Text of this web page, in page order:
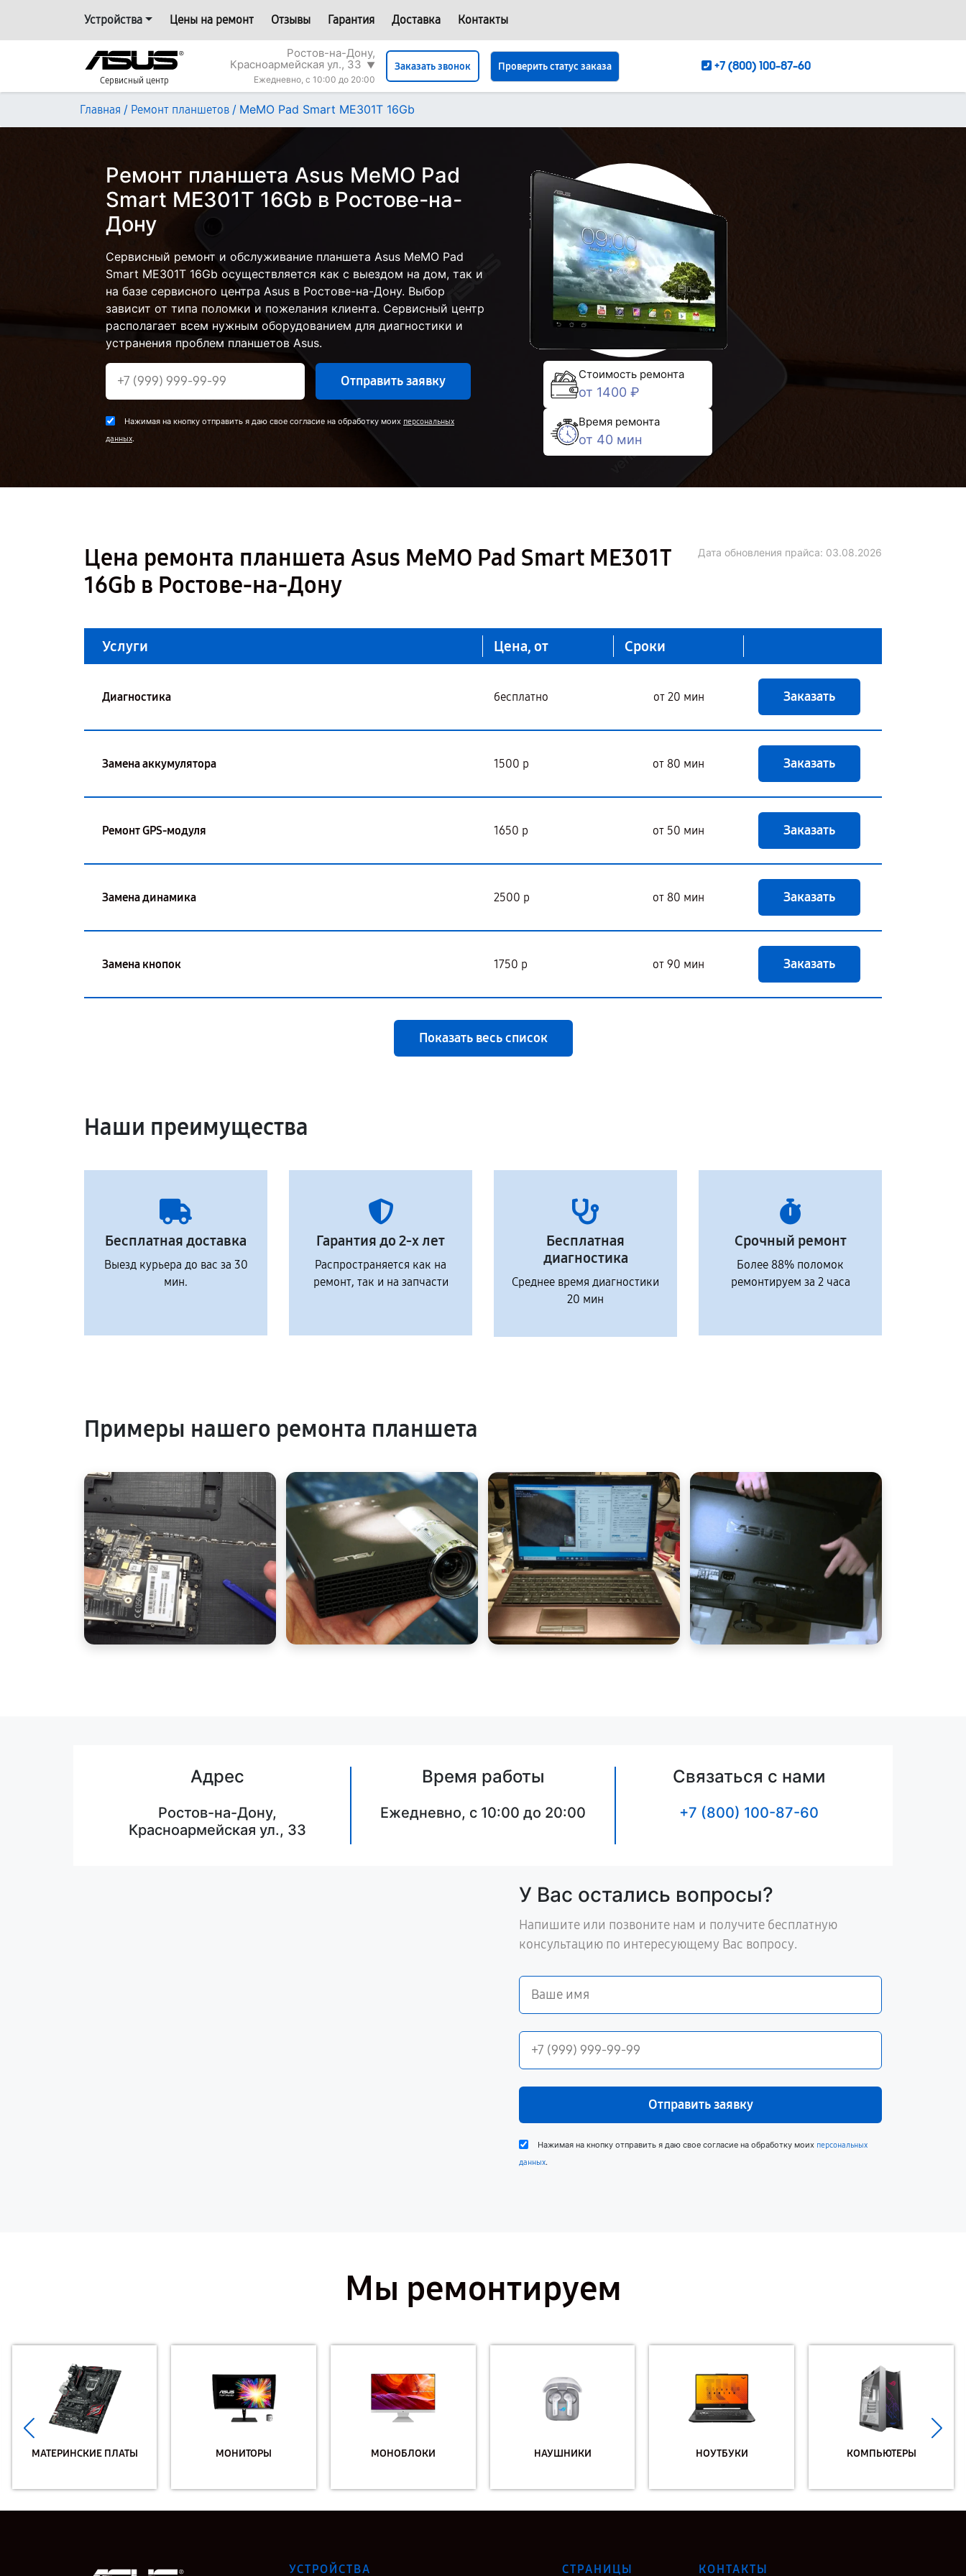
Устройства Цены на ремонт Отзывы Гарантия Доставка Контакты
Сервисный центр
Ростов-на-Дону,
Красноармейская ул., 33 ▼
Ежедневно, с 10:00 до 20:00
Заказать звонок Проверить статус заказа +7 (800) 100-87-60
Главная / Ремонт планшетов / MeMO Pad Smart ME301T 16Gb
Ремонт планшета Asus MeMO Pad
Smart ME301T 16Gb в Ростове-на-
Дону
Сервисный ремонт и обслуживание планшета Asus MeMO Pad
Smart ME301T 16Gb осуществляется как с выездом на дом, так и
на базе сервисного центра Asus в Ростове-на-Дону. Выбор
зависит от типа поломки и пожелания клиента. Сервисный центр
располагает всем нужным оборудованием для диагностики и
устранения проблем планшетов Asus.
Отправить заявку
Нажимая на кнопку отправить я даю свое согласие на обработку моих персональных
данных.
Стоимость ремонта
от 1400 ₽
Время ремонта
от 40 мин
Цена ремонта планшета Asus MeMO Pad Smart ME301T
16Gb в Ростове-на-Дону
Дата обновления прайса: 03.08.2026
Услуги Цена, от Сроки
Диагностика бесплатно от 20 мин Заказать
Замена аккумулятора 1500 р от 80 мин Заказать
Ремонт GPS-модуля 1650 р от 50 мин Заказать
Замена динамика 2500 р от 80 мин Заказать
Замена кнопок 1750 р от 90 мин Заказать
Показать весь список
Наши преимущества
Бесплатная доставка
Выезд курьера до вас за 30
мин.
Гарантия до 2-х лет
Распространяется как на
ремонт, так и на запчасти
Бесплатная
диагностика
Среднее время диагностики
20 мин
Срочный ремонт
Более 88% поломок
ремонтируем за 2 часа
Примеры нашего ремонта планшета
Адрес
Ростов-на-Дону,
Красноармейская ул., 33
Время работы
Ежедневно, с 10:00 до 20:00
Связаться с нами
+7 (800) 100-87-60
У Вас остались вопросы?
Напишите или позвоните нам и получите бесплатную
консультацию по интересующему Вас вопросу.
Отправить заявку
Нажимая на кнопку отправить я даю свое согласие на обработку моих персональных
данных.
Мы ремонтируем
МАТЕРИНСКИЕ ПЛАТЫ МОНИТОРЫ МОНОБЛОКИ НАУШНИКИ НОУТБУКИ КОМПЬЮТЕРЫ
УСТРОЙСТВА СТРАНИЦЫ КОНТАКТЫ